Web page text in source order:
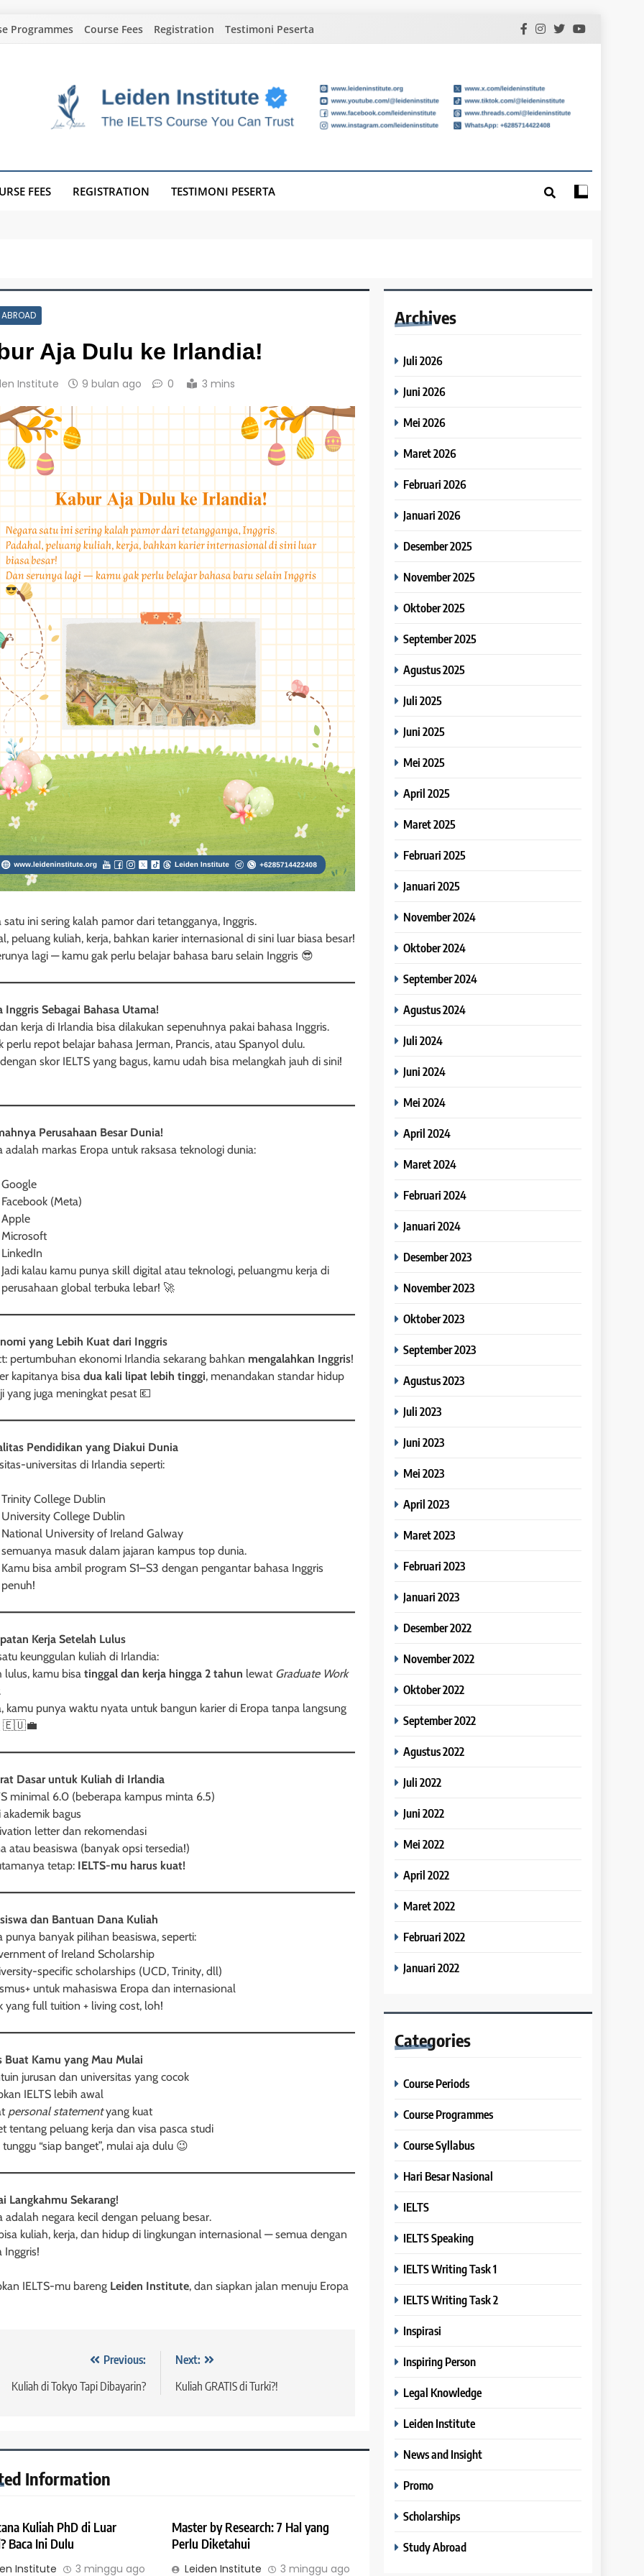
Programmes Course Fees Registration Testimoni Peserta
FEES REGISTRATION TESTIMONI PESERTA
ABROAD
Aja Dulu ke Irlandia!
Institute 9 bulan ago 0 3 mins
satu ini sering kalah pamor dari tetangganya, Inggris.
peluang kuliah, kerja, bahkan karier internasional di sini luar biasa besar!
lagi — kamu gak perlu belajar bahasa baru selain Inggris 😎
Inggris Sebagai Bahasa Utama!
kerja di Irlandia bisa dilakukan sepenuhnya pakai bahasa Inggris.
perlu repot belajar bahasa Jerman, Prancis, atau Spanyol dulu.
skor IELTS yang bagus, kamu udah bisa melangkah jauh di sini!
Perusahaan Besar Dunia!
adalah markas Eropa untuk raksasa teknologi dunia:
Google
Facebook (Meta)
Apple
Microsoft
LinkedIn
Jadi kalau kamu punya skill digital atau teknologi, peluangmu kerja di
perusahaan global terbuka lebar! 🚀
yang Lebih Kuat dari Inggris
pertumbuhan ekonomi Irlandia sekarang bahkan mengalahkan Inggris!
kapitanya bisa dua kali lipat lebih tinggi, menandakan standar hidup
yang juga meningkat pesat 💶
Pendidikan yang Diakui Dunia
universitas di Irlandia seperti:
Trinity College Dublin
University College Dublin
National University of Ireland Galway
semuanya masuk dalam jajaran kampus top dunia.
Kamu bisa ambil program S1–S3 dengan pengantar bahasa Inggris
penuh!
Kerja Setelah Lulus
keunggulan kuliah di Irlandia:
lulus, kamu bisa tinggal dan kerja hingga 2 tahun lewat Graduate Work
kamu punya waktu nyata untuk bangun karier di Eropa tanpa langsung
🇪🇺💼
Dasar untuk Kuliah di Irlandia
minimal 6.0 (beberapa kampus minta 6.5)
akademik bagus
letter dan rekomendasi
atau beasiswa (banyak opsi tersedia!)
tetap: IELTS-mu harus kuat!
dan Bantuan Dana Kuliah
punya banyak pilihan beasiswa, seperti:
of Ireland Scholarship
specific scholarships (UCD, Trinity, dll)
untuk mahasiswa Eropa dan internasional
yang full tuition + living cost, loh!
Buat Kamu yang Mau Mulai
jurusan dan universitas yang cocok
IELTS lebih awal
personal statementyang kuat
tentang peluang kerja dan visa pasca studi
tunggu “siap banget”, mulai aja dulu 😉
Langkahmu Sekarang!
adalah negara kecil dengan peluang besar.
kuliah, kerja, dan hidup di lingkungan internasional — semua dengan
Inggris!
IELTS-mu bareng Leiden Institute, dan siapkan jalan menuju Eropa
Previous:
Kuliah di Tokyo Tapi Dibayarin?
Next:
Kuliah GRATIS di Turki?!
Information
Kuliah PhD di Luar
Baca Ini Dulu
Institute 3 minggu ago
Master by Research: 7 Hal yang
Perlu Diketahui
Leiden Institute 3 minggu ago
Archives
Juli 2026
Juni 2026
Mei 2026
Maret 2026
Februari 2026
Januari 2026
Desember 2025
November 2025
Oktober 2025
September 2025
Agustus 2025
Juli 2025
Juni 2025
Mei 2025
April 2025
Maret 2025
Februari 2025
Januari 2025
November 2024
Oktober 2024
September 2024
Agustus 2024
Juli 2024
Juni 2024
Mei 2024
April 2024
Maret 2024
Februari 2024
Januari 2024
Desember 2023
November 2023
Oktober 2023
September 2023
Agustus 2023
Juli 2023
Juni 2023
Mei 2023
April 2023
Maret 2023
Februari 2023
Januari 2023
Desember 2022
November 2022
Oktober 2022
September 2022
Agustus 2022
Juli 2022
Juni 2022
Mei 2022
April 2022
Maret 2022
Februari 2022
Januari 2022
Categories
Course Periods
Course Programmes
Course Syllabus
Hari Besar Nasional
IELTS
IELTS Speaking
IELTS Writing Task 1
IELTS Writing Task 2
Inspirasi
Inspiring Person
Legal Knowledge
Leiden Institute
News and Insight
Promo
Scholarships
Study Abroad